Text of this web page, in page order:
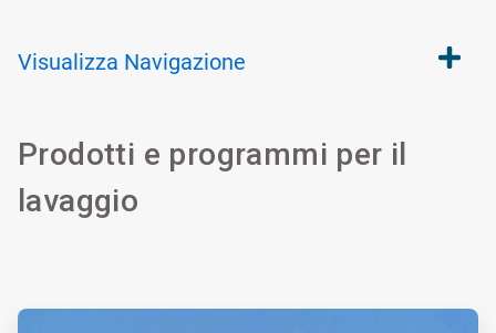
Visualizza Navigazione
Prodotti e programmi per il
lavaggio
ArticleTile